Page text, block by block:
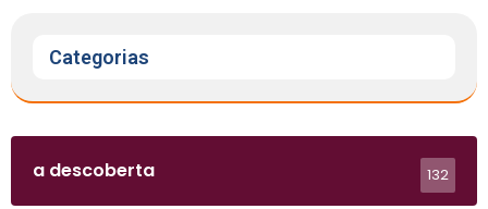
Categorias
a descoberta 132